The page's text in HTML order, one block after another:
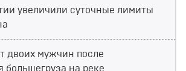
увеличили суточные лимиты
двоих мужчин после
большегруза на реке